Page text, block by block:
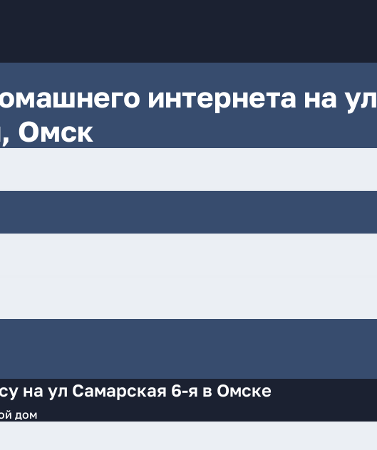
интернета на ул
Омск
на ул Самарская 6-я в Омске
дом